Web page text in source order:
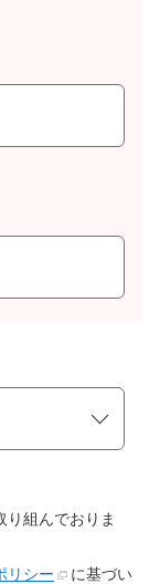
り組んでおりま
リシー
に基づい